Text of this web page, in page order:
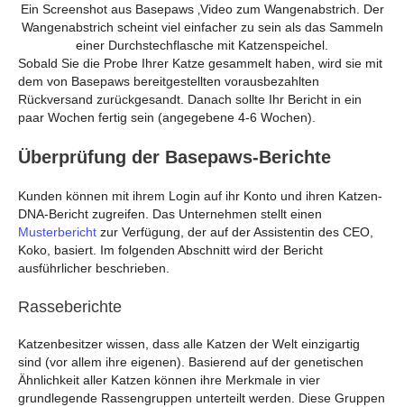
Ein Screenshot aus Basepaws ‚Video zum Wangenabstrich. Der
Wangenabstrich scheint viel einfacher zu sein als das Sammeln
einer Durchstechflasche mit Katzenspeichel.
Sobald Sie die Probe Ihrer Katze gesammelt haben, wird sie mit
dem von Basepaws bereitgestellten vorausbezahlten
Rückversand zurückgesandt. Danach sollte Ihr Bericht in ein
paar Wochen fertig sein (angegebene 4-6 Wochen).
Überprüfung der Basepaws-Berichte
Kunden können mit ihrem Login auf ihr Konto und ihren Katzen-
DNA-Bericht zugreifen. Das Unternehmen stellt einen
Musterbericht zur Verfügung, der auf der Assistentin des CEO,
Koko, basiert. Im folgenden Abschnitt wird der Bericht
ausführlicher beschrieben.
Rasseberichte
Katzenbesitzer wissen, dass alle Katzen der Welt einzigartig
sind (vor allem ihre eigenen). Basierend auf der genetischen
Ähnlichkeit aller Katzen können ihre Merkmale in vier
grundlegende Rassengruppen unterteilt werden. Diese Gruppen